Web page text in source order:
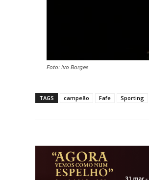
Foto: Ivo Borges
TAGS campeão Fafe Sporting